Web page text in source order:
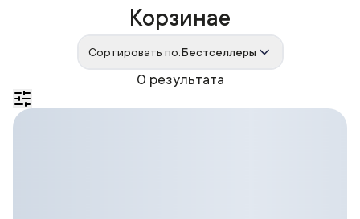
0 результата
Корзинае
Сортировать по:Бестселлеры